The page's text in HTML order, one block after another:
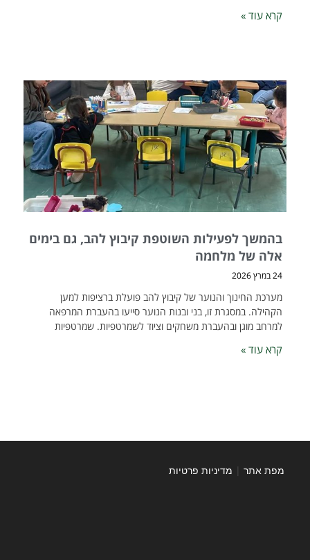
קרא עוד »
בהמשך לפעילות השוטפת קיבוץ להב, גם בימים
אלה של מלחמה
24 במרץ 2026
מערכת החינוך והנוער של קיבוץ להב פועלת ברציפות למען
הקהילה. במסגרת זו, בני ובנות הנוער סייעו בהעברת המרפאה
למרחב מוגן ובהעברת משחקים וציוד לשמרטפיות. שמרטפיות
קרא עוד »
מפת אתר | מדיניות פרטיות